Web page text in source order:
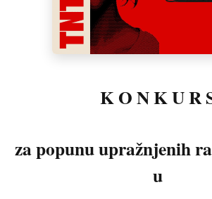
K O N K U R
za popunu upražnjenih
u